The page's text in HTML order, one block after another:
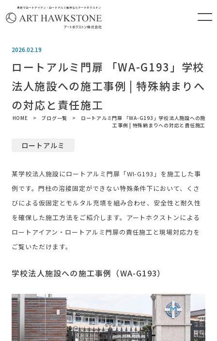
東京でロートアイアン・ロートアルミ製作ならアートホクストン
2026.02.19
ロートアルミ門扉 「WA-G193」学校
法人施設への施工事例 | 特殊納まりへ
の対応と責任施工
HOME ブログ一覧
ロートアルミ門扉 「WA-G193」学校法人施設への施
工事例 | 特殊納まりへの対応と責任施工
ロートアルミ
某学校法人施設にロートアルミ門扉「WI-G193」を施工した事
例です。門柱の溶接固定ができない特殊条件下において、くさ
びによる仮固定とモルタル充填を組み合わせ、安全性と耐久性
を確保した施工方法をご紹介します。アートホクストンによる
ロートアイアン・ロートアルミ門扉の責任施工と現場対応力を
ご覧いただけます。
学校法人施設への施工事例（WA-G193）